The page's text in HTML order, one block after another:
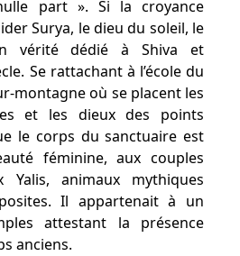
part ». Si la croyance
Surya, le dieu du soleil, le
vérité dédié à Shiva et
Se rattachant à l’école du
montagne où se placent les
et les dieux des points
le corps du sanctuaire est
féminine, aux couples
animaux mythiques
Il appartenait à un
attestant la présence
anciens.